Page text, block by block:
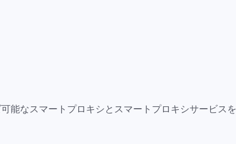
能なスマートプロキシとスマートプロキシサービスを